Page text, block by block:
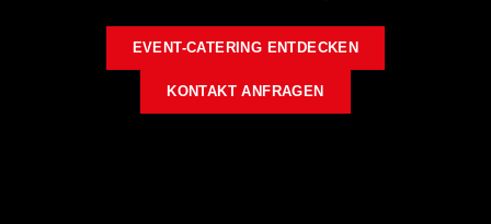
EVENT-CATERING ENTDECKEN
KONTAKT ANFRAGEN